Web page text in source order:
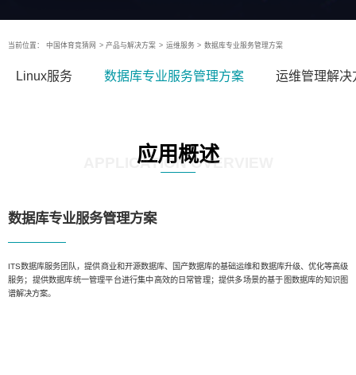
当前位置： 中国体育竞猜网 > 产品与解决方案 > 运维服务 > 数据库专业服务管理方案
Linux服务 数据库专业服务管理方案 运维管理解决
应用概述
APPLICATION OVERVIEW
数据库专业服务管理方案️
ITS数据库服务团队，提供商业和开源数据库、国产数据库的基础运维和数据库升级、优化等高级
服务；提供数据库统一管理平台进行集中高效的日常管理；提供多场景的基于图数据库的知识图
谱解决方案。